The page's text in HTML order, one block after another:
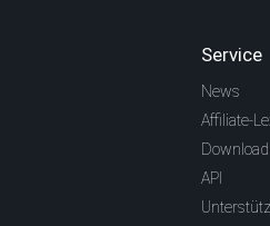
Service
News
Affiliate-
Download
API